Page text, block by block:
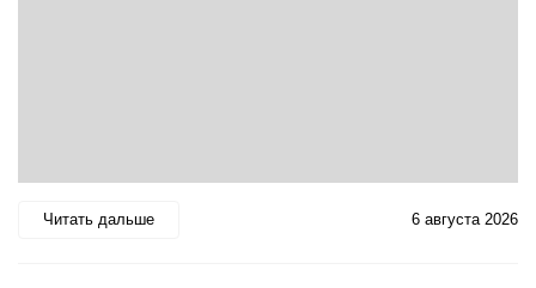
Читать дальше 6 августа 2026